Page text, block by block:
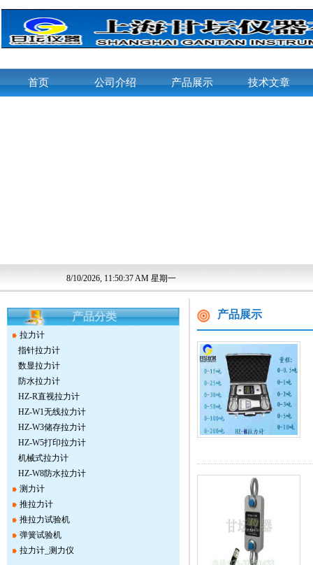
首页 公司介绍 产品展示 技术文章
8/10/2026, 11:50:37 AM 星期一
产品分类
拉力计
指针拉力计
数显拉力计
防水拉力计
HZ-R直视拉力计
HZ-W1无线拉力计
HZ-W3储存拉力计
HZ-W5打印拉力计
机械式拉力计
HZ-W8防水拉力计
测力计
推拉力计
推拉力试验机
弹簧试验机
拉力计_测力仪
产品展示